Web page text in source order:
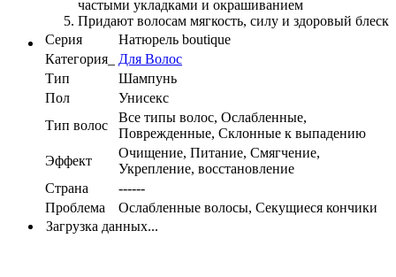
частыми укладками и окрашиванием
Придают волосам мягкость, силу и здоровый блеск
Серия
Натюрель boutique
Категория_
Для Волос
Тип
Шампунь
Пол
Унисекс
Тип волос
Все типы волос, Ослабленные,
Поврежденные, Склонные к выпадению
Эффект
Очищение, Питание, Смягчение,
Укрепление, восстановление
Страна
------
Проблема
Ослабленные волосы, Секущиеся кончики
Загрузка данных...